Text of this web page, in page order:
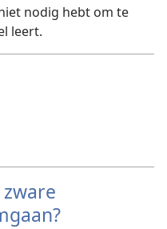
nodig hebt om te
leert.